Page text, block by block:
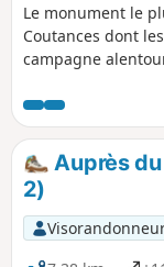
Le monument le
Coutances dont
campagne
patrimoine urbain
d'autres histoires
Auprès
2)